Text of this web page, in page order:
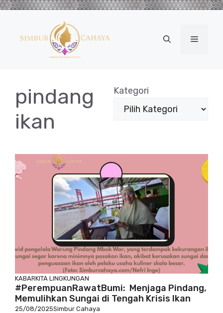
Langsung
Menu
pindang
ikan
Kategori
KABARKITA LINGKUNGAN
#PerempuanRawatBumi: Menjaga Pindang,
Memulihkan Sungai di Tengah Krisis Ikan
25/08/2025Simbur Cahaya